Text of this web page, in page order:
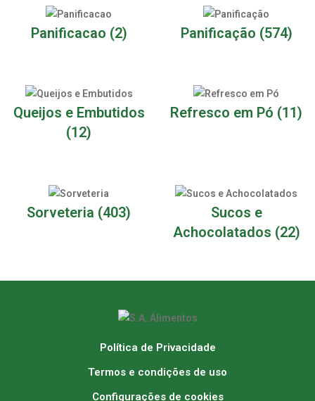
Panificacao (2) Panificação (574)
Queijos e Embutidos
(12)
Refresco em Pó (11)
Sorveteria (403)
Sucos e
Achocolatados (22)
Política de Privacidade
Termos e condições de uso
Configurações de cookies